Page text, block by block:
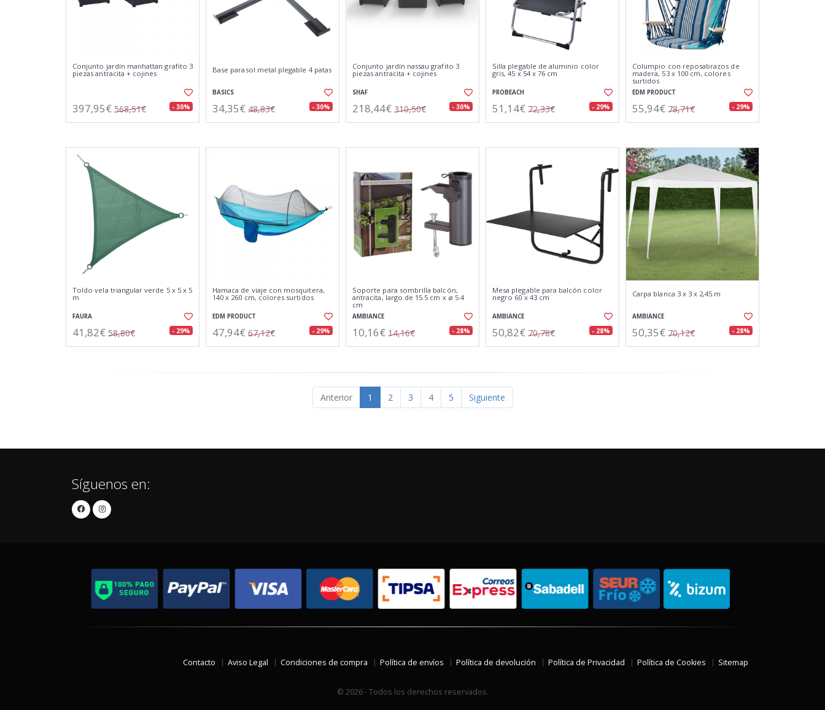
Conjunto jardín manhattan grafito 3
piezas antracita + cojines
397,95€ 568,51€ - 30%
Base parasol metal plegable 4 patas
BASICS
34,35€ 48,83€ - 30%
Conjunto jardín nassau grafito 3
piezas antracita + cojines
SHAF
218,44€ 310,50€ - 30%
Silla plegable de aluminio color
gris, 45 x 54 x 76 cm
PROBEACH
51,14€ 72,33€ - 29%
Columpio con reposabrazos de
madera, 53 x 100 cm, colores
surtidos
EDM PRODUCT
55,94€ 78,71€ - 29%
Toldo vela triangular verde 5 x 5 x 5
m
FAURA
41,82€ 58,80€ - 29%
Hamaca de viaje con mosquitera,
140 x 260 cm, colores surtidos
EDM PRODUCT
47,94€ 67,12€ - 29%
Soporte para sombrilla balcón,
antracita, largo de 15.5 cm x ø 5.4
cm
AMBIANCE
10,16€ 14,16€ - 28%
Mesa plegable para balcón color
negro 60 x 43 cm
AMBIANCE
50,82€ 70,78€ - 28%
Carpa blanca 3 x 3 x 2,45 m
AMBIANCE
50,35€ 70,12€ - 28%
Anterior 1 2 3 4 5 Siguiente
Síguenos en:
Contacto Aviso Legal Condiciones de compra Política de envíos Política de devolución Política de Privacidad Política de Cookies Sitemap
© 2026 - Todos los derechos reservados.